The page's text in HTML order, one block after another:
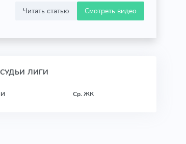
Читать статью Смотреть видео
ЛИГИ
И Ср. ЖК